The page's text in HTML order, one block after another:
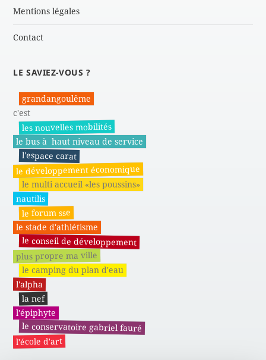
Mentions légales
Contact
LE SAVIEZ-VOUS ?
grandangoulême
c'est
les nouvelles mobilités
le bus à haut niveau de service
l'espace carat
le développement économique
le multi accueil «les poussins»
nautilis
le forum sse
le stade d'athlétisme
le conseil de développement
plus propre ma ville
le camping du plan d'eau
l'alpha
la nef
l'épiphyte
le conservatoire gabriel fauré
l'école d'art